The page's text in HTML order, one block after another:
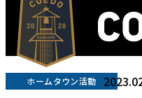
ホームタウン活動